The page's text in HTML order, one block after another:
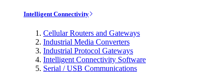
Intelligent Connectivity
Cellular Routers and Gateways
Industrial Media Converters
Industrial Protocol Gateways
Intelligent Connectivity Software
Serial / USB Communications